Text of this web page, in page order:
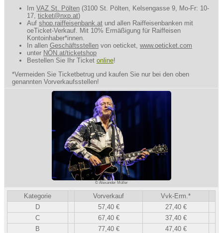
Im VAZ St. Pölten (3100 St. Pölten, Kelsengasse 9, Mo-Fr: 10-
17, ticket@nxp.at)
Auf shop.raiffeisenbank.at und allen Raiffeisenbanken mit
oeTicket-Verkauf. Mit 10% Ermäßigung für Raiffeisen
Kontoinhaber*innen.
In allen Geschäftsstellen von oeticket, www.oeticket.com
unter NÖN.at/ticketshop
Bestellen Sie Ihr Ticket online!
*Vermeiden Sie Ticketbetrug und kaufen Sie nur bei den oben
genannten Vorverkaufsstellen!
© Alexander Müller
Kategorie Vorverkauf
Vvk-Erm.*
D
57,40 €
27,40 €
C
67,40 €
37,40 €
B
77,40 €
47,40 €